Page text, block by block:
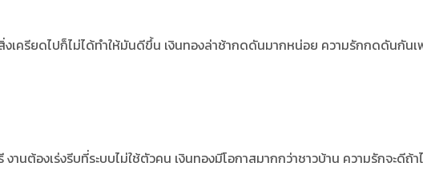
เครียดไปก็ไม่ได้ทำให้มันดีขึ้น เงินทองล่าช้ากดดันมากหน่อย ความรักกดดันกันเ
งานต้องเร่งรีบที่ระบบไม่ใช้ตัวคน เงินทองมีโอกาสมากกว่าชาวบ้าน ความรักจะดีถ้